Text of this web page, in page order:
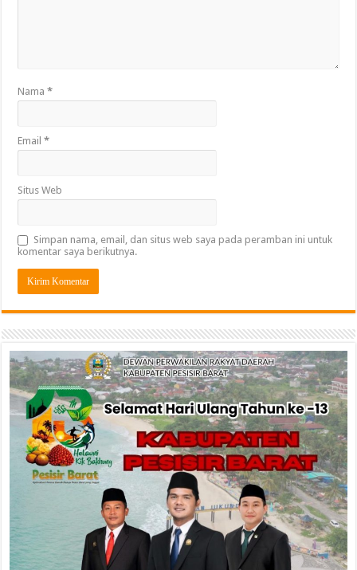
Nama*
Email*
Situs Web
Simpan nama, email, dan situs web saya pada peramban ini untuk
komentar saya berikutnya.